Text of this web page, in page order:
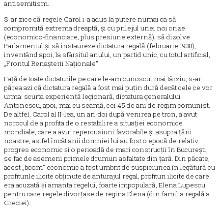
antisemitism.
S-ar zice că regele Carol i-a adus la putere numai ca să
compromită extrema dreaptă, și cu prilejul unei noi crize
(economico-financiare, plus presiune externă), să dizolve
Parlamentul și să instaureze dictatura regală (februarie 1938),
inventând apoi, la sfârșitul anului, un partid unic, cu totul artificial,
„Frontul Renașterii Naționale".
Față de toate dictaturile pe care le-am cunoscut mai târziu, s-ar
părea azi că dictatura regală a fost mai puțin dură decât cele ce vor
urma: scurta experiență legionară, dictatura generalului
Antonescu, apoi, mai cu seamă, cei 45 de ani de regim comunist.
De altfel, Carol al II-lea, un an-doi după venirea pe tron, a avut
norocul de a profita de o restabilire a situației economice
mondiale, care a avut repercusiuni favorabile și asupra țării
noastre, astfel încât anii domniei lui au fost o epocă de relativ
progres economic și o perioadă de mari construcții în București;
se fac de asemeni primele drumuri asfaltate din țară. Din păcate,
acest „boom" economic a fost umbrit de suspiciunea în legătură cu
profiturile ilicite obținute de anturajul regal, profituri ilicite de care
era acuzată și amanta regelui, foarte impopulară, Elena Lupescu,
pentru care regele divorțase de regina Elena (din familia regală a
Greciei).